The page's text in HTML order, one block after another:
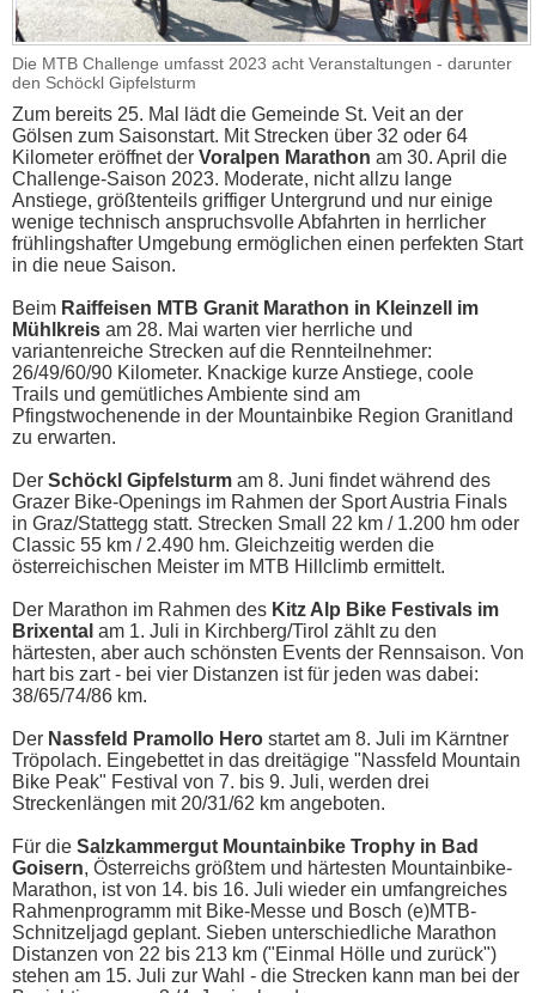
Die MTB Challenge umfasst 2023 acht Veranstaltungen - darunter
den Schöckl Gipfelsturm
Zum bereits 25. Mal lädt die Gemeinde St. Veit an der
Gölsen zum Saisonstart. Mit Strecken über 32 oder 64
Kilometer eröffnet der Voralpen Marathon am 30. April die
Challenge-Saison 2023. Moderate, nicht allzu lange
Anstiege, größtenteils griffiger Untergrund und nur einige
wenige technisch anspruchsvolle Abfahrten in herrlicher
frühlingshafter Umgebung ermöglichen einen perfekten Start
in die neue Saison.
Beim Raiffeisen MTB Granit Marathon in Kleinzell im
Mühlkreis am 28. Mai warten vier herrliche und
variantenreiche Strecken auf die Rennteilnehmer:
26/49/60/90 Kilometer. Knackige kurze Anstiege, coole
Trails und gemütliches Ambiente sind am
Pfingstwochenende in der Mountainbike Region Granitland
zu erwarten.
Der Schöckl Gipfelsturm am 8. Juni findet während des
Grazer Bike-Openings im Rahmen der Sport Austria Finals
in Graz/Stattegg statt. Strecken Small 22 km / 1.200 hm oder
Classic 55 km / 2.490 hm. Gleichzeitig werden die
österreichischen Meister im MTB Hillclimb ermittelt.
Der Marathon im Rahmen des Kitz Alp Bike Festivals im
Brixental am 1. Juli in Kirchberg/Tirol zählt zu den
härtesten, aber auch schönsten Events der Rennsaison. Von
hart bis zart - bei vier Distanzen ist für jeden was dabei:
38/65/74/86 km.
Der Nassfeld Pramollo Hero startet am 8. Juli im Kärntner
Tröpolach. Eingebettet in das dreitägige "Nassfeld Mountain
Bike Peak" Festival von 7. bis 9. Juli, werden drei
Streckenlängen mit 20/31/62 km angeboten.
Für die Salzkammergut Mountainbike Trophy in Bad
Goisern, Österreichs größtem und härtesten Mountainbike-
Marathon, ist von 14. bis 16. Juli wieder ein umfangreiches
Rahmenprogramm mit Bike-Messe und Bosch (e)MTB-
Schnitzeljagd geplant. Sieben unterschiedliche Marathon
Distanzen von 22 bis 213 km ("Einmal Hölle und zurück")
stehen am 15. Juli zur Wahl - die Strecken kann man bei der